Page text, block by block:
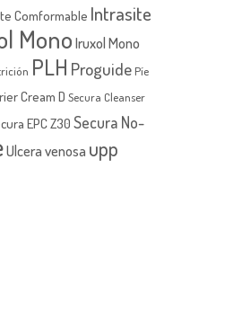
Comformable Intrasite
MonoIruxol Mono
PLH Proguide Píe
Cream D Secura Cleanser
EPC Z30 Secura No-
Ulcera venosa upp